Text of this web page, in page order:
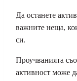
Да останете
важните неща,
си.
Проучванията
активност може